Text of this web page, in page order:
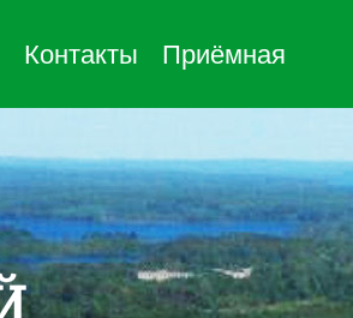
Контакты Приёмная